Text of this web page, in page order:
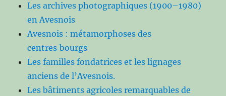
Les archives photographiques (1900–1980)
en Avesnois
Avesnois : métamorphoses des
centres‑bourgs
Les familles fondatrices et les lignages
anciens de l’Avesnois.
Les bâtiments agricoles remarquables de